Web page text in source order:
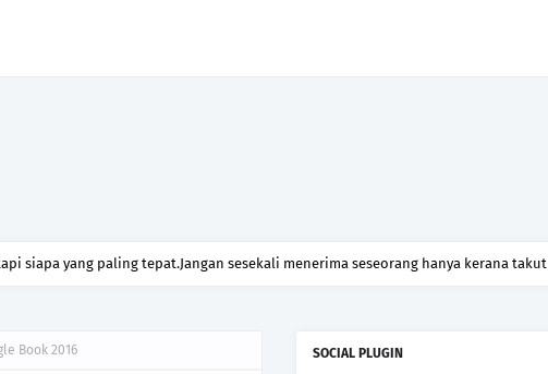
siapa yang paling tepat.Jangan sesekali menerima seseorang hanya kerana takut
Book 2016 SOCIAL PLUGIN